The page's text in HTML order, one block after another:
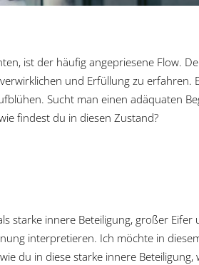
ist der häufig angepriesene Flow.
und Erfüllung zu erfahren.
Sucht man einen adäquaten
findest du in diesen Zustand?
starke innere Beteiligung, großer Eifer
interpretieren. Ich möchte in
du in diese starke innere Beteiligung,